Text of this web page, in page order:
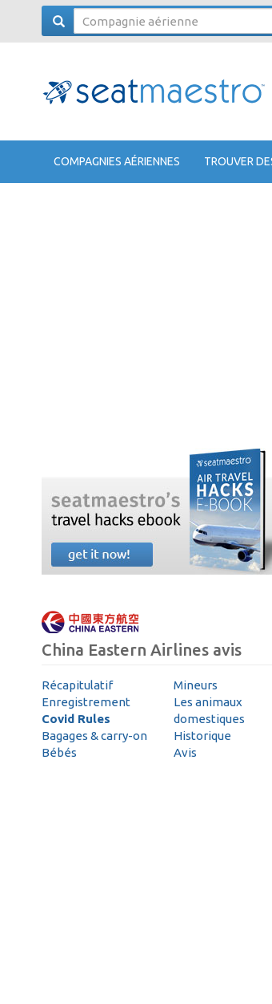
COMPAGNIES AÉRIENNES TROUVER
China Eastern Airlines avis
Récapitulatif
Enregistrement
Covid Rules
Bagages & carry-on
Bébés
Mineurs
Les animaux
domestiques
Historique
Avis